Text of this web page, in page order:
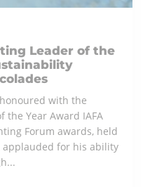
Leader of the
with the
the Year Award IAFA
Forum awards, held
applauded for his ability